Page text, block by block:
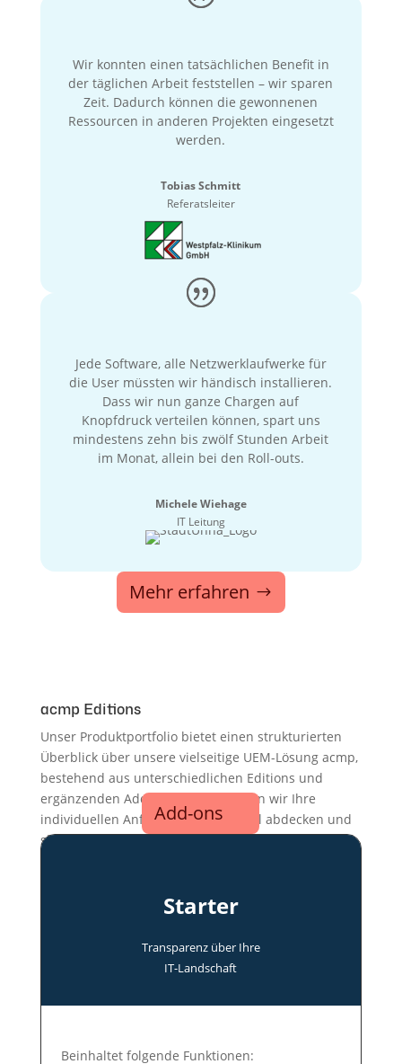
Wir konnten einen tatsächlichen Benefit in
der täglichen Arbeit feststellen – wir sparen
Zeit. Dadurch können die gewonnenen
Ressourcen in anderen Projekten eingesetzt
werden.
Tobias Schmitt
Referatsleiter
Jede Software, alle Netzwerklaufwerke für
die User müssten wir händisch installieren.
Dass wir nun ganze Chargen auf
Knopfdruck verteilen können, spart uns
mindestens zehn bis zwölf Stunden Arbeit
im Monat, allein bei den Roll-outs.
Michele Wiehage
IT Leitung
Mehr erfahren
acmp Editions
Unser Produktportfolio bietet einen strukturierten
Überblick über unsere vielseitige UEM-Lösung acmp,
bestehend aus unterschiedlichen Editions und
ergänzenden Add-ons. Damit können wir Ihre
individuellen Anforderungen flexibel abdecken und
skalierbare Lösungen für verschiedene
Add-ons
Starter
Transparenz über Ihre
IT-Land­schaft
Be­in­hal­tet fol­gen­de Funk­tio­nen: